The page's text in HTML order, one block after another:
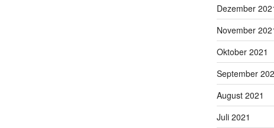
Dezember
November
Oktober 2021
September
August 2021
Juli 2021